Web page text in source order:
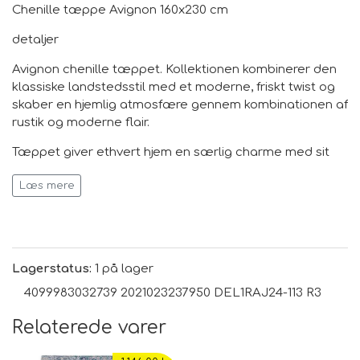
Chenille tæppe Avignon 160x230 cm
detaljer
Avignon chenille tæppet. Kollektionen kombinerer den
klassiske landstedsstil med et moderne, friskt twist og
skaber en hjemlig atmosfære gennem kombinationen af
​​rustik og moderne flair.
Tæppet giver ethvert hjem en særlig charme med sit
Dimensioner
Læs mere
Lagerstatus: 1 på lager
4099983032739 2021023237950 DEL1RAJ24-113 R3
Relaterede varer